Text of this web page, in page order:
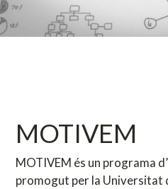
MOTIVEM
MOTIVEM és un programa
promogut per la Universitat